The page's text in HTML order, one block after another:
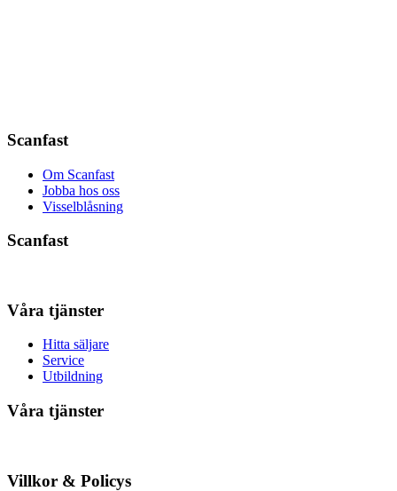
Scanfast
Om Scanfast
Jobba hos oss
Visselblåsning
Scanfast
Våra tjänster
Hitta säljare
Service
Utbildning
Våra tjänster
Villkor & Policys